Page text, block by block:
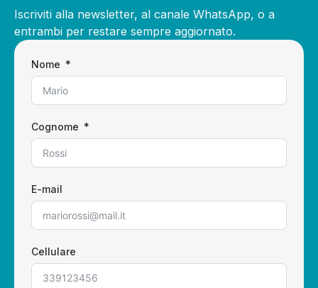
Iscriviti alla newsletter, al canale WhatsApp, o a
entrambi per restare sempre aggiornato.
Nome
Cognome
E-mail
Cellulare